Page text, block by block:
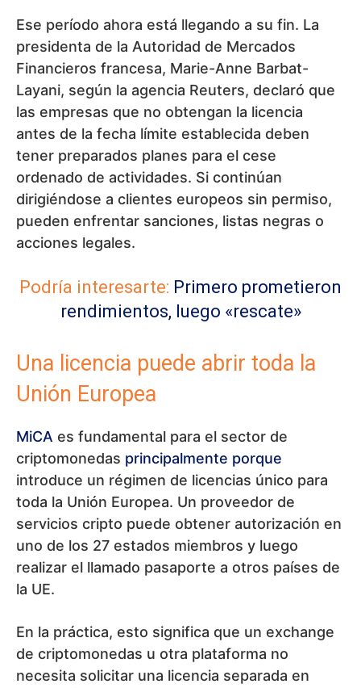
Ese período ahora está llegando a su fin. La
presidenta de la Autoridad de Mercados
Financieros francesa, Marie-Anne Barbat-
Layani, según la agencia Reuters, declaró que
las empresas que no obtengan la licencia
antes de la fecha límite establecida deben
tener preparados planes para el cese
ordenado de actividades. Si continúan
dirigiéndose a clientes europeos sin permiso,
pueden enfrentar sanciones, listas negras o
acciones legales.
Podría interesarte: Primero prometieron
rendimientos, luego «rescate»
Una licencia puede abrir toda la
Unión Europea
MiCA es fundamental para el sector de
criptomonedas principalmente porque
introduce un régimen de licencias único para
toda la Unión Europea. Un proveedor de
servicios cripto puede obtener autorización en
uno de los 27 estados miembros y luego
realizar el llamado pasaporte a otros países de
la UE.
En la práctica, esto significa que un exchange
de criptomonedas u otra plataforma no
necesita solicitar una licencia separada en